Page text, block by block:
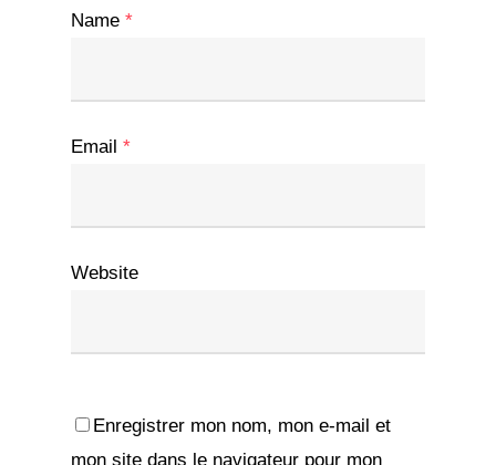
Name *
Email *
Website
Enregistrer mon nom, mon e-mail et
mon site dans le navigateur pour mon